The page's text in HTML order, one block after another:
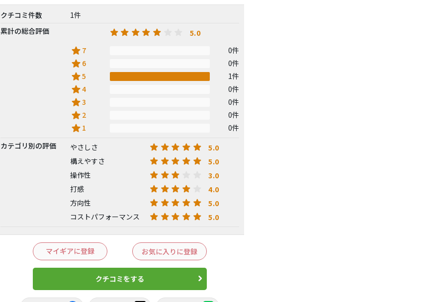
クチコミ件数
1件
累計の総合評価
5.0
star 7 0件
star 6 0件
star5 1件
star4 0件
star3 0件
star 2 0件
star 1
0件
カテゴリ別の評価
やさしさ 5.0
構えやすさ 5.0
操作性 3.0
打感 4.0
方向性 5.0
コストパフォーマンス 5.0
マイギアに登録 お気に入りに登録
クチコミをする